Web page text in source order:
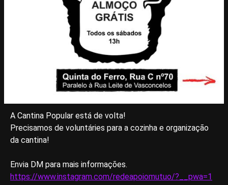
A Cantina Popular está de volta!
Precisamos de voluntáries para a cozinha e organização
da cantina!
Envia DM para mais informações.
https://www.instagram.com/redeapoiomutuo/?__pwa=1